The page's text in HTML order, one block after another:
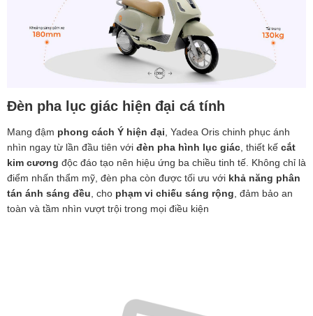
Đèn pha lục giác hiện đại cá tính
Mang đậm phong cách Ý hiện đại , Yadea Oris chinh phục ánh
nhìn ngay từ lần đầu tiên với đèn pha hình lục giác , thiết kế cắt
kim cương độc đáo tạo nên hiệu ứng ba chiều tinh tế. Không chỉ là
điểm nhấn thẩm mỹ, đèn pha còn được tối ưu với khả năng phân
tán ánh sáng đều , cho phạm vi chiếu sáng rộng , đảm bảo an
toàn và tầm nhìn vượt trội trong mọi điều kiện